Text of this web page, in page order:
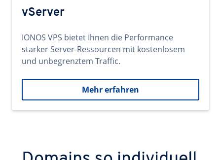
vServer
IONOS VPS bietet Ihnen die Performance
starker Server-Ressourcen mit kostenlosem
und unbegrenztem Traffic.
Mehr erfahren